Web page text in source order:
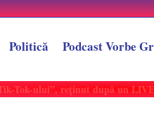
Politică Podcast Vorbe
Tok-ului”, reținut după un LIVE